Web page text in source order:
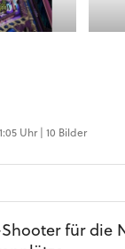
Uhr | 10 Bilder
für die